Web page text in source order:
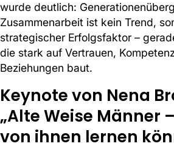
wurde deutlich:
Zusammenarbeit ist kein Trend,
strategischer Erfolgsfaktor –
die stark auf Vertrauen,
Beziehungen baut.
Keynote von Nena
„Alte Weise Männer
von ihnen lernen